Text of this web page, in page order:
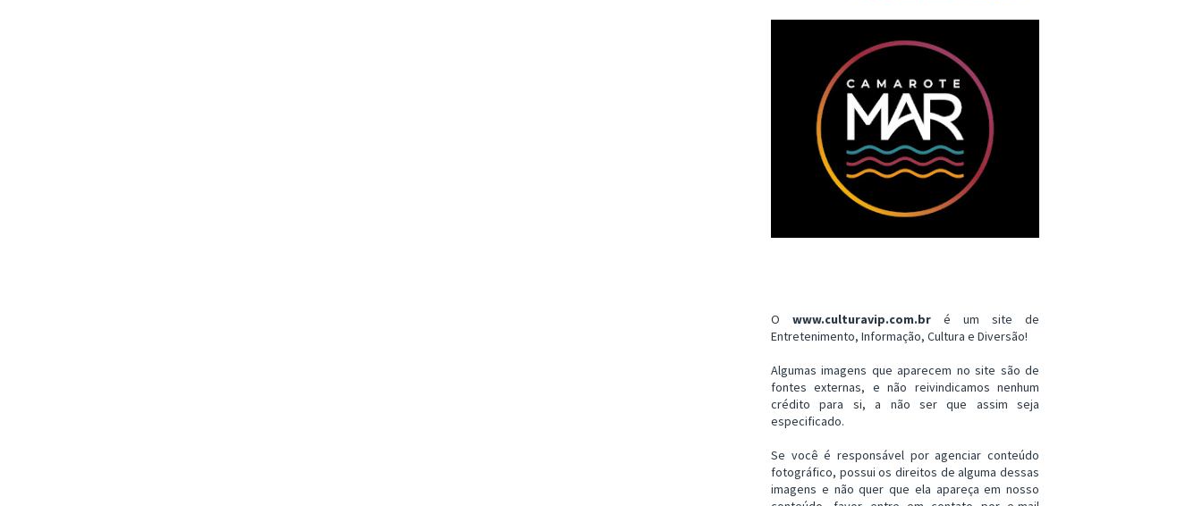
O www.culturavip.com.br é um site de
Entretenimento, Informação, Cultura e Diversão!
Algumas imagens que aparecem no site são de
fontes externas, e não reivindicamos nenhum
crédito para si, a não ser que assim seja
especificado.
Se você é responsável por agenciar conteúdo
fotográfico, possui os direitos de alguma dessas
imagens e não quer que ela apareça em nosso